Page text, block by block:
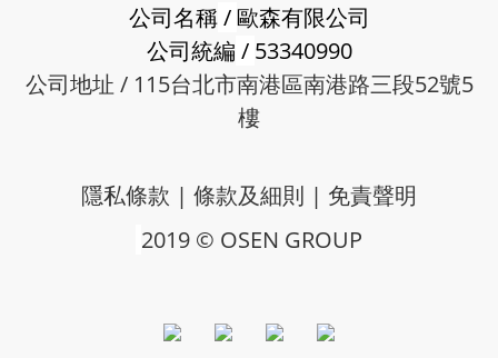
公司名稱/歐森有限公司
公司統編 / 53340990
公司地址 / 115台北市南港區南港路三段52號5
樓
隱私條款 | 條款及細則 | 免責聲明
2019 © OSEN GROUP